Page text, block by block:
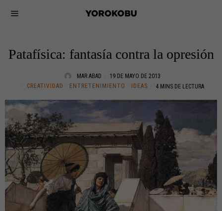
Patafísica: fantasía contra la opresión
MAR ABAD
19 DE MAYO DE 2013
CREATIVIDAD · ENTRETENIMIENTO · IDEAS 4 MINS DE LECTURA